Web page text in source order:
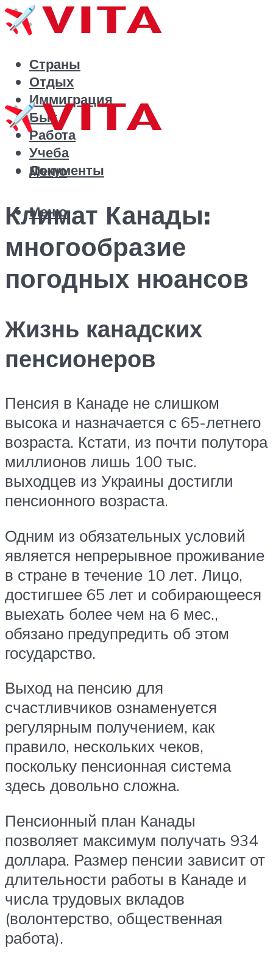
Страны
Отдых
Иммиграция
Быт
Работа
Учеба
Документы
Меню
Меню
Климат Канады:
многообразие
погодных нюансов
Жизнь канадских
пенсионеров
Пенсия в Канаде не слишком
высока и назначается с 65-летнего
возраста. Кстати, из почти полутора
миллионов лишь 100 тыс.
выходцев из Украины достигли
пенсионного возраста.
Одним из обязательных условий
является непрерывное проживание
в стране в течение 10 лет. Лицо,
достигшее 65 лет и собирающееся
выехать более чем на 6 мес.,
обязано предупредить об этом
государство.
Выход на пенсию для
счастливчиков ознаменуется
регулярным получением, как
правило, нескольких чеков,
поскольку пенсионная система
здесь довольно сложна.
Пенсионный план Канады
позволяет максимум получать 934
доллара. Размер пенсии зависит от
длительности работы в Канаде и
числа трудовых вкладов
(волонтерство, общественная
работа).